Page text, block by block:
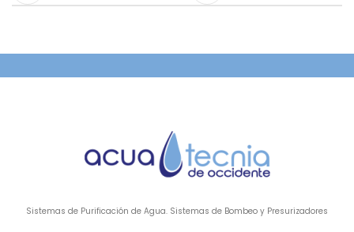
Sistemas de Purificación de Agua. Sistemas de Bombeo y Presurizadores